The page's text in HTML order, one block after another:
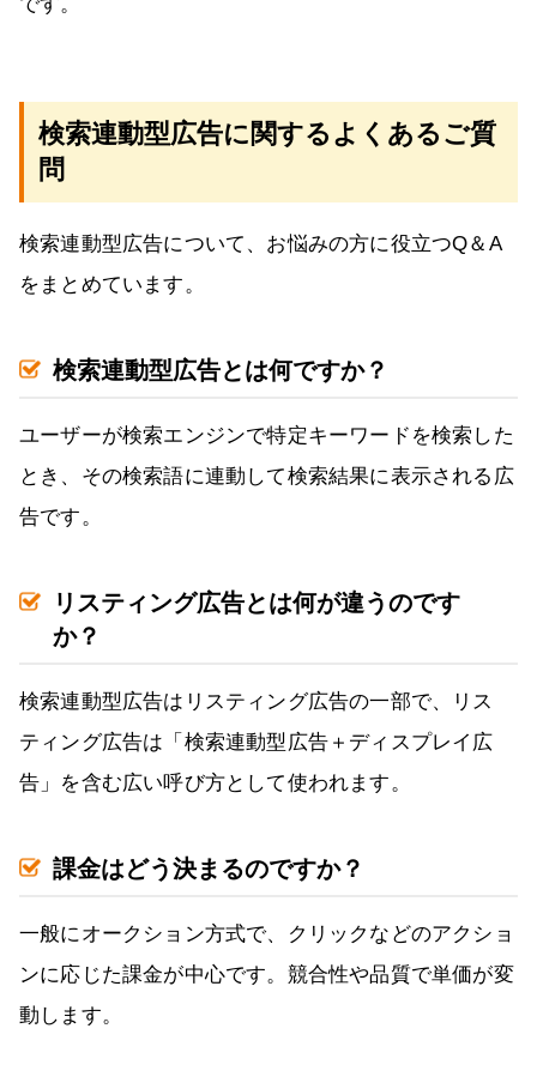
検索連動型広告に関するよくあるご質
問
検索連動型広告について、お悩みの方に役立つQ＆A
をまとめています。
検索連動型広告とは何ですか？
ユーザーが検索エンジンで特定キーワードを検索した
とき、その検索語に連動して検索結果に表示される広
告です。
リスティング広告とは何が違うのです
か？
検索連動型広告はリスティング広告の一部で、リス
ティング広告は「検索連動型広告＋ディスプレイ広
告」を含む広い呼び方として使われます。
課金はどう決まるのですか？
一般にオークション方式で、クリックなどのアクショ
ンに応じた課金が中心です。競合性や品質で単価が変
動します。